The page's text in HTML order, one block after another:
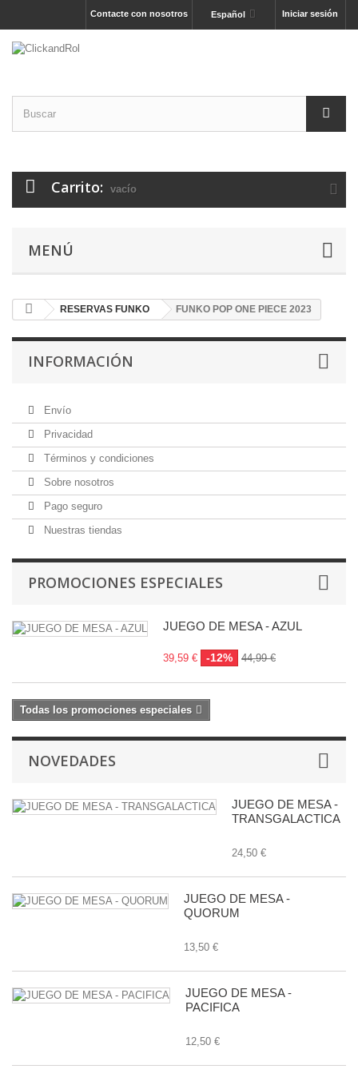
Iniciar sesión
Español
Contacte con nosotros
Carrito: vacío
MENÚ
RESERVAS FUNKO FUNKO POP ONE PIECE 2023
INFORMACIÓN
Envío
Privacidad
Términos y condiciones
Sobre nosotros
Pago seguro
Nuestras tiendas
PROMOCIONES ESPECIALES
JUEGO DE MESA - AZUL
39,59 € -12% 44,99 €
Todas los promociones especiales
NOVEDADES
JUEGO DE MESA -
TRANSGALACTICA
24,50 €
JUEGO DE MESA -
QUORUM
13,50 €
JUEGO DE MESA -
PACIFICA
12,50 €